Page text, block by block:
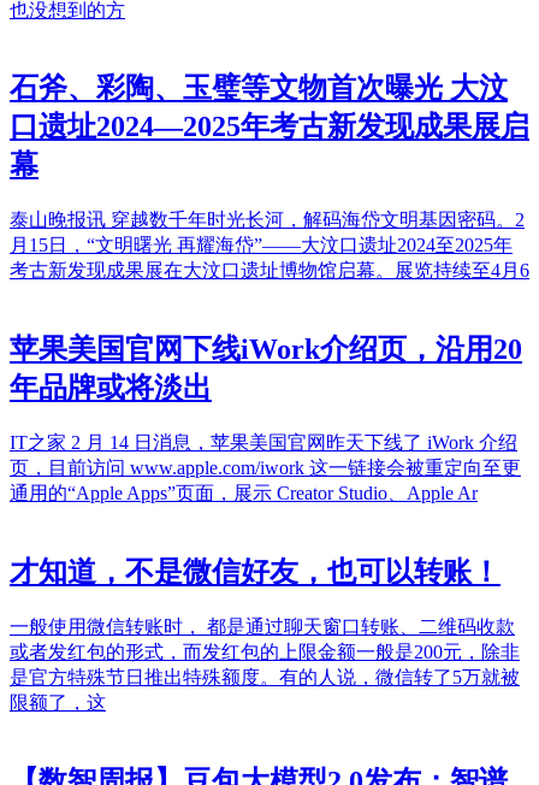
也没想到的方
石斧、彩陶、玉璧等文物首次曝光 大汶
口遗址2024—2025年考古新发现成果展启
幕
泰山晚报讯 穿越数千年时光长河，解码海岱文明基因密码。2
月15日，“文明曙光 再耀海岱”——大汶口遗址2024至2025年
考古新发现成果展在大汶口遗址博物馆启幕。展览持续至4月6
苹果美国官网下线iWork介绍页，沿用20
年品牌或将淡出
IT之家 2 月 14 日消息，苹果美国官网昨天下线了 iWork 介绍
页，目前访问 www.apple.com/iwork 这一链接会被重定向至更
通用的“Apple Apps”页面，展示 Creator Studio、Apple Ar
才知道，不是微信好友，也可以转账！
一般使用微信转账时， 都是通过聊天窗口转账、二维码收款
或者发红包的形式，而发红包的上限金额一般是200元，除非
是官方特殊节日推出特殊额度。有的人说，微信转了5万就被
限额了，这